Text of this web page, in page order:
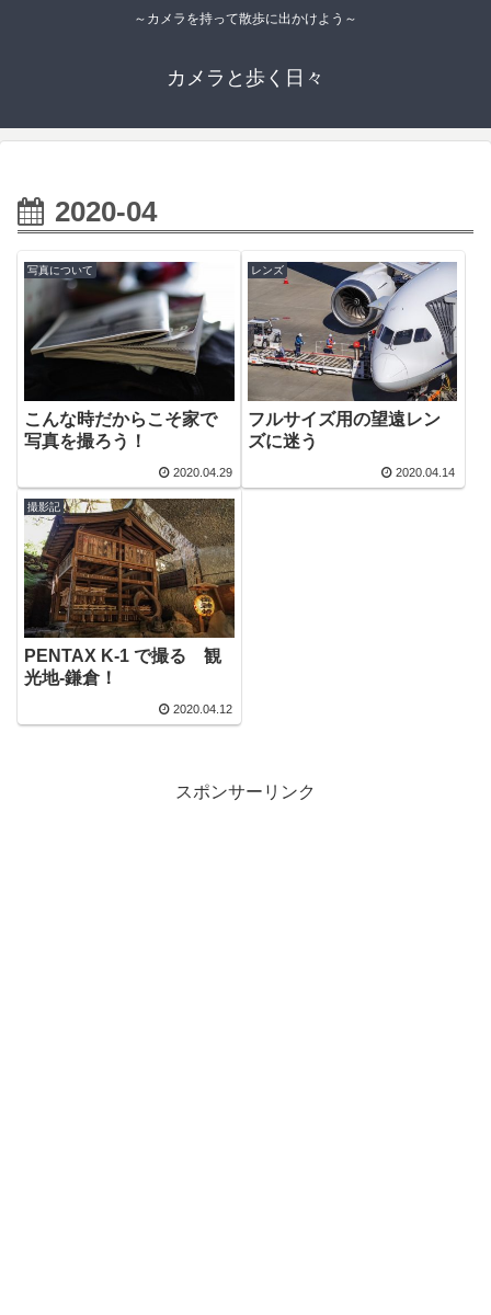
～カメラを持って散歩に出かけよう～
カメラと歩く日々
2020-04
写真について
こんな時だからこそ家で
写真を撮ろう！
2020.04.29
レンズ
フルサイズ用の望遠レン
ズに迷う
2020.04.14
撮影記
PENTAX K-1 で撮る 観
光地-鎌倉！
2020.04.12
スポンサーリンク